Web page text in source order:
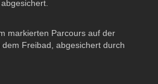
markierten Parcours auf der
Freibad, abgesichert durch